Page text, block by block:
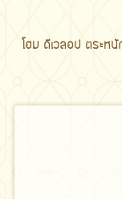
โฮม ดีเวลอป ตระห